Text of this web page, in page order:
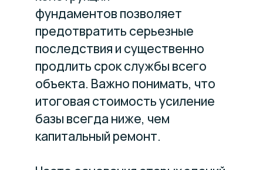
фундаментов позволяет
предотвратить серьезные
последствия и существенно
продлить срок службы всего
объекта. Важно понимать, что
итоговая стоимость усиление
базы всегда ниже, чем
капитальный ремонт.